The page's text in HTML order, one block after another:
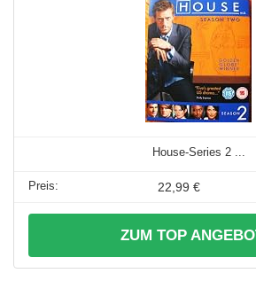
House-Series 2 ...
22,99 €
ZUM TOP